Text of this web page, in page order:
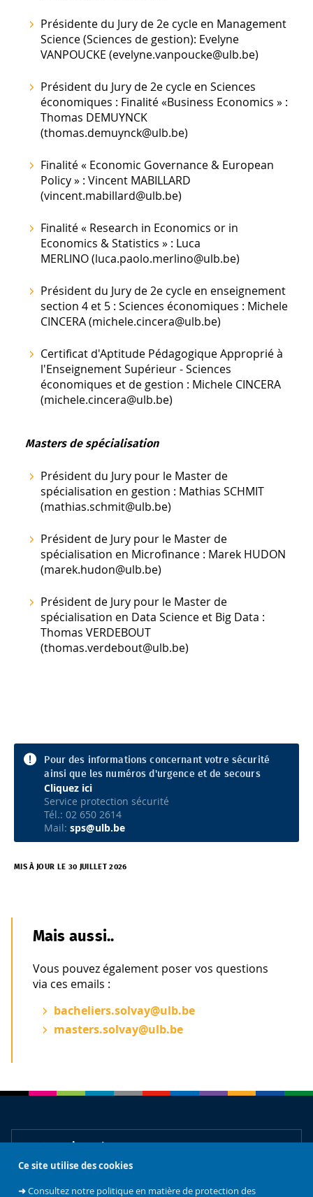
Ce site utilise des cookies
➜Consultez notre politique en matière de protection des
Présidente du Jury de 2e cycle en Management
Science (Sciences de gestion): Evelyne
VANPOUCKE (evelyne.vanpoucke@ulb.be)
Président du Jury de 2e cycle en Sciences
économiques : Finalité «Business Economics » :
Thomas DEMUYNCK
(thomas.demuynck@ulb.be)
Finalité « Economic Governance & European
Policy » : Vincent MABILLARD
(vincent.mabillard@ulb.be)
Finalité « Research in Economics or in
Economics & Statistics » : Luca
MERLINO (luca.paolo.merlino@ulb.be)
Président du Jury de 2e cycle en enseignement
section 4 et 5 : Sciences économiques : Michele
CINCERA (michele.cincera@ulb.be)
Certificat d'Aptitude Pédagogique Approprié à
l'Enseignement Supérieur - Sciences
économiques et de gestion : Michele CINCERA
(michele.cincera@ulb.be)
Masters de spécialisation
Président du Jury pour le Master de
spécialisation en gestion : Mathias SCHMIT
(mathias.schmit@ulb.be)
Président de Jury pour le Master de
spécialisation en Microfinance : Marek HUDON
(marek.hudon@ulb.be)
Président de Jury pour le Master de
spécialisation en Data Science et Big Data :
Thomas VERDEBOUT
(thomas.verdebout@ulb.be)
Pour des informations concernant votre sécurité
ainsi que les numéros d'urgence et de secours
Cliquez ici
Service protection sécurité
Tél.: 02 650 2614
Mail:sps@ulb.be
MIS À JOUR LE 30 JUILLET 2026
Mais aussi..
Vous pouvez également poser vos questions
via ces emails :
bacheliers.solvay@ulb.be
masters.solvay@ulb.be
ULB Culture